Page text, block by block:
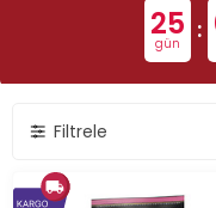
25
gün :
Filtrele